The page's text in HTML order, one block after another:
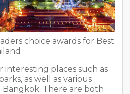
choice awards for Best
interesting places such as
as well as various
There are both